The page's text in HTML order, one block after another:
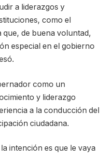
a liderazgos y
como el
que, de buena voluntad,
especial en el gobierno
como un
y liderazgo
a la conducción del
ciudadana.
intención es que le vaya